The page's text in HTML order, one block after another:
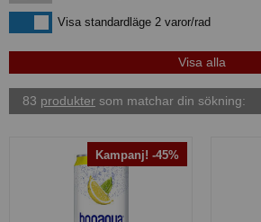
Visa standardlägeVisa standardläge 2 varor/rad
83 produkter som matchar din sökning:
Kampanj! -45%